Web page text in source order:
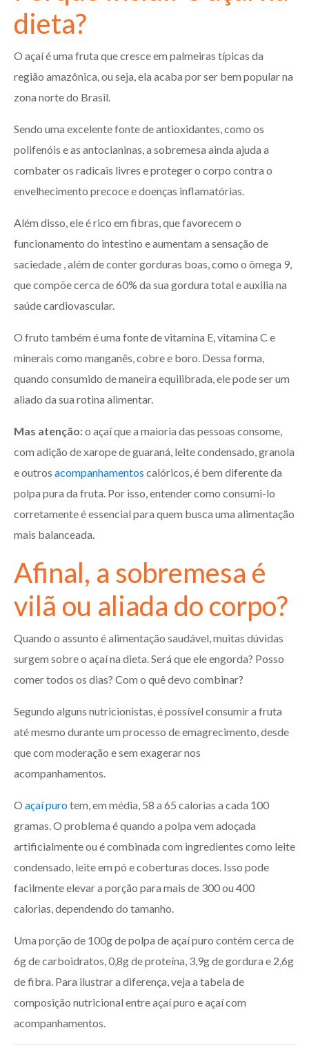
dieta?
O açaí é uma fruta que cresce em palmeiras típicas da
região amazônica, ou seja, ela acaba por ser bem popular na
zona norte do Brasil.
Sendo uma excelente fonte de antioxidantes, como os
polifenóis e as antocianinas, a sobremesa ainda ajuda a
combater os radicais livres e proteger o corpo contra o
envelhecimento precoce e doenças inflamatórias.
Além disso, ele é rico em fibras, que favorecem o
funcionamento do intestino e aumentam a sensação de
saciedade , além de conter gorduras boas, como o ômega 9,
que compõe cerca de 60% da sua gordura total e auxilia na
saúde cardiovascular.
O fruto também é uma fonte de vitamina E, vitamina C e
minerais como manganês, cobre e boro. Dessa forma,
quando consumido de maneira equilibrada, ele pode ser um
aliado da sua rotina alimentar.
Mas atenção:o açaí que a maioria das pessoas consome,
com adição de xarope de guaraná, leite condensado, granola
e outros acompanhamentos calóricos, é bem diferente da
polpa pura da fruta. Por isso, entender como consumi-lo
corretamente é essencial para quem busca uma alimentação
mais balanceada.
Afinal, a sobremesa é
vilã ou aliada do corpo?
Quando o assunto é alimentação saudável, muitas dúvidas
surgem sobre o açaí na dieta. Será que ele engorda? Posso
comer todos os dias? Com o quê devo combinar?
Segundo alguns nutricionistas, é possível consumir a fruta
até mesmo durante um processo de emagrecimento, desde
que com moderação e sem exagerar nos
acompanhamentos.
O açaí purotem, em média, 58 a 65 calorias a cada 100
gramas. O problema é quando a polpa vem adoçada
artificialmente ou é combinada com ingredientes como leite
condensado, leite em pó e coberturas doces. Isso pode
facilmente elevar a porção para mais de 300 ou 400
calorias, dependendo do tamanho.
Uma porção de 100g de polpa de açaí puro contém cerca de
6g de carboidratos, 0,8g de proteína, 3,9g de gordura e 2,6g
de fibra. Para ilustrar a diferença, veja a tabela de
composição nutricional entre açaí puro e açaí com
acompanhamentos.